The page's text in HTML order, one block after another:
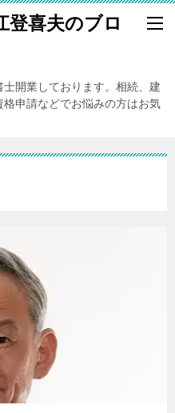
登喜夫のブロ
開業しております。相続、建
申請などでお悩みの方はお気